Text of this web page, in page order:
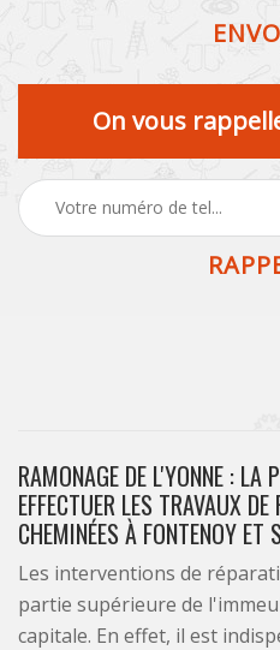
On vous
RAMONAGE DE L'YONNE : LA
EFFECTUER LES TRAVAUX DE
CHEMINÉES À FONTENOY ET
Les interventions de
partie supérieure de
capitale. En effet, il est